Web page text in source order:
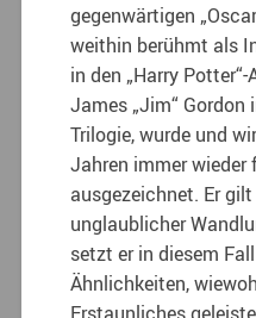
gegenwärtigen
weithin berühmt als
in den „Harry
James „Jim“ Gordon
Trilogie, wurde und
Jahren immer wieder
ausgezeichnet. Er
unglaublicher
setzt er in diesem
Ähnlichkeiten,
Erstaunliches